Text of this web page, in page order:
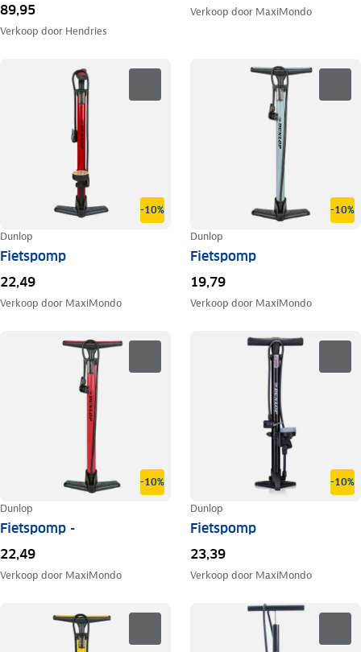
89,95
Verkoop door Hendries
Verkoop door MaxiMondo
-10%
Dunlop
Fietspomp
22,49
Verkoop door MaxiMondo
-10%
Dunlop
Fietspomp
19,79
Verkoop door MaxiMondo
-10%
Dunlop
Fietspomp -
22,49
Verkoop door MaxiMondo
-10%
Dunlop
Fietspomp
23,39
Verkoop door MaxiMondo